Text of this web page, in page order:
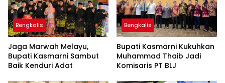
Bengkalis
Jaga Marwah Melayu,
Bupati Kasmarni Sambut
Baik Kenduri Adat
Bengkalis
Bupati Kasmarni Kukuhkan
Muhammad Thaib Jadi
Komisaris PT BLJ